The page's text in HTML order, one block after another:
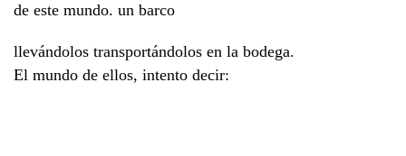
de este mundo. un barco
llevándolos transportándolos en la bodega.
El mundo de ellos, intento decir: